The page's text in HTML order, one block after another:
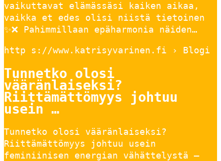
vaikuttavat elämässäsi kaiken aikaa,
vaikka et edes olisi niistä tietoinen
✨❌ Pahimmillaan epäharmonia näiden…
http s://www.katrisyvarinen.fi › Blogi
Tunnetko olosi
vääränlaiseksi?
Riittämättömyys johtuu
usein …
Tunnetko olosi vääränlaiseksi?
Riittämättömyys johtuu usein
feminiinisen energian vähättelystä –